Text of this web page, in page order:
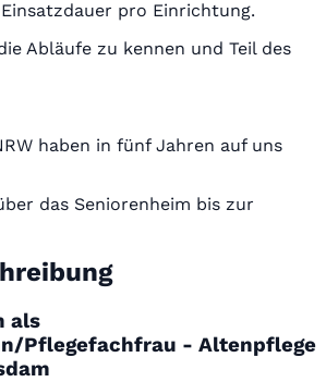
pro Einrichtung.
Abläufe zu kennen und Teil des
haben in fünf Jahren auf uns
das Seniorenheim bis zur
als
Pflegefachfrau - Altenpflege